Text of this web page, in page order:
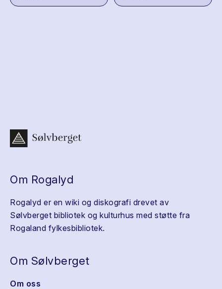
Om Rogalyd
Rogalyd er en wiki og diskografi drevet av
Sølvberget bibliotek og kulturhus med støtte fra
Rogaland fylkesbibliotek.
Om Sølvberget
Om oss